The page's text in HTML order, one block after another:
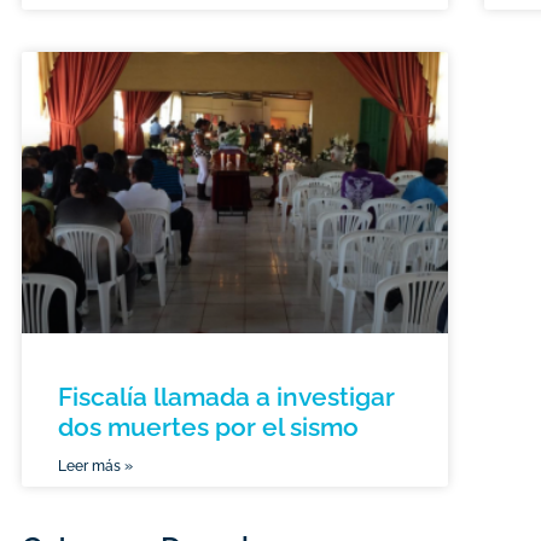
Fiscalía llamada a investigar
dos muertes por el sismo
Leer más »